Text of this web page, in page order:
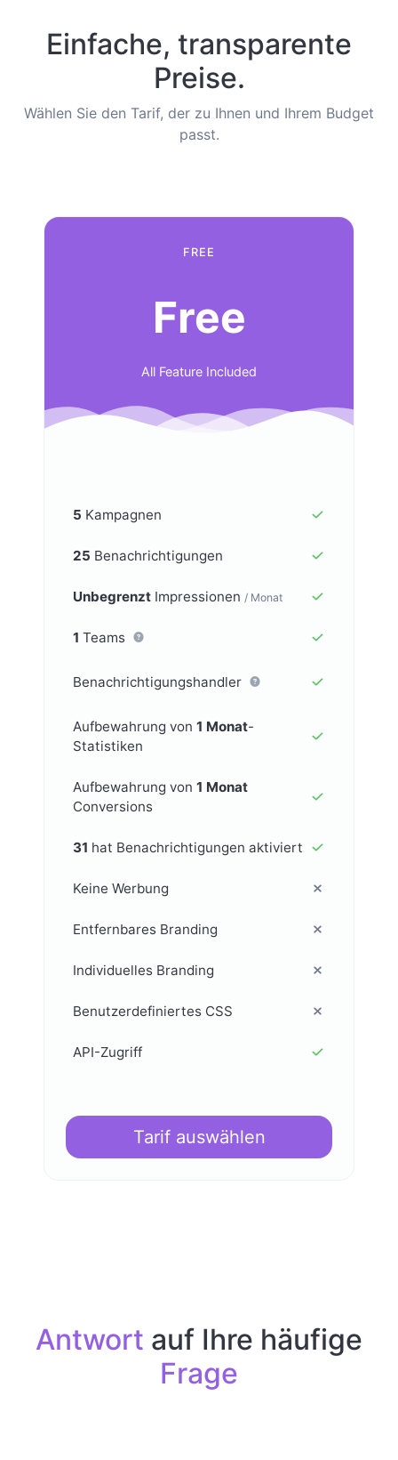
Einfache, transparente
Preise.
Wählen Sie den Tarif, der zu Ihnen und Ihrem Budget
passt.
FREE
Free
All Feature Included
5 Kampagnen
25 Benachrichtigungen
Unbegrenzt Impressionen / Monat
1 Teams
Benachrichtigungshandler
Aufbewahrung von 1 Monat-
Statistiken
Aufbewahrung von 1 Monat
Conversions
31 hat Benachrichtigungen aktiviert
Keine Werbung
Entfernbares Branding
Individuelles Branding
Benutzerdefiniertes CSS
API-Zugriff
Tarif auswählen
Antwort auf Ihre häufige
Frage